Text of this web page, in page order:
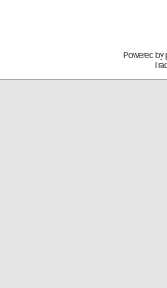
Powered by